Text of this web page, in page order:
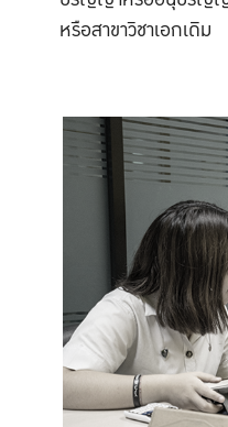
หรือสาขาวิชาเอกเดิม